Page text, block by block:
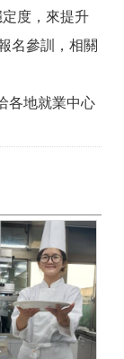
度，來提升
名參訓，相關
各地就業中心